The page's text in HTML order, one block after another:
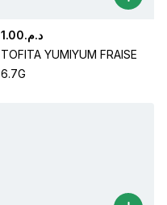
د.م.1.00
TOFITA YUMIYUM FRAISE
6.7G